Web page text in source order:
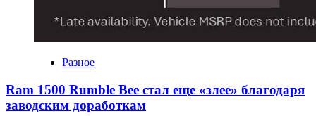
Разное
Ram 1500 Rumble Bee стал еще «злее» благодаря
заводским доработкам